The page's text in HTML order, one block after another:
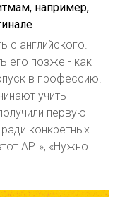
например,
с английского.
его позже - как
в профессию.
учить
первую
конкретных
API», «Нужно